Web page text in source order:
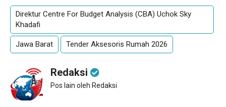
Direktur Centre For Budget Analysis (CBA) Uchok Sky
Khadafi
Jawa Barat Tender Aksesoris Rumah 2026
Redaksi
Pos lain oleh Redaksi